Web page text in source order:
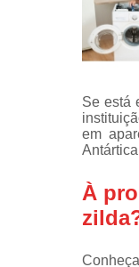
Se está
em
À